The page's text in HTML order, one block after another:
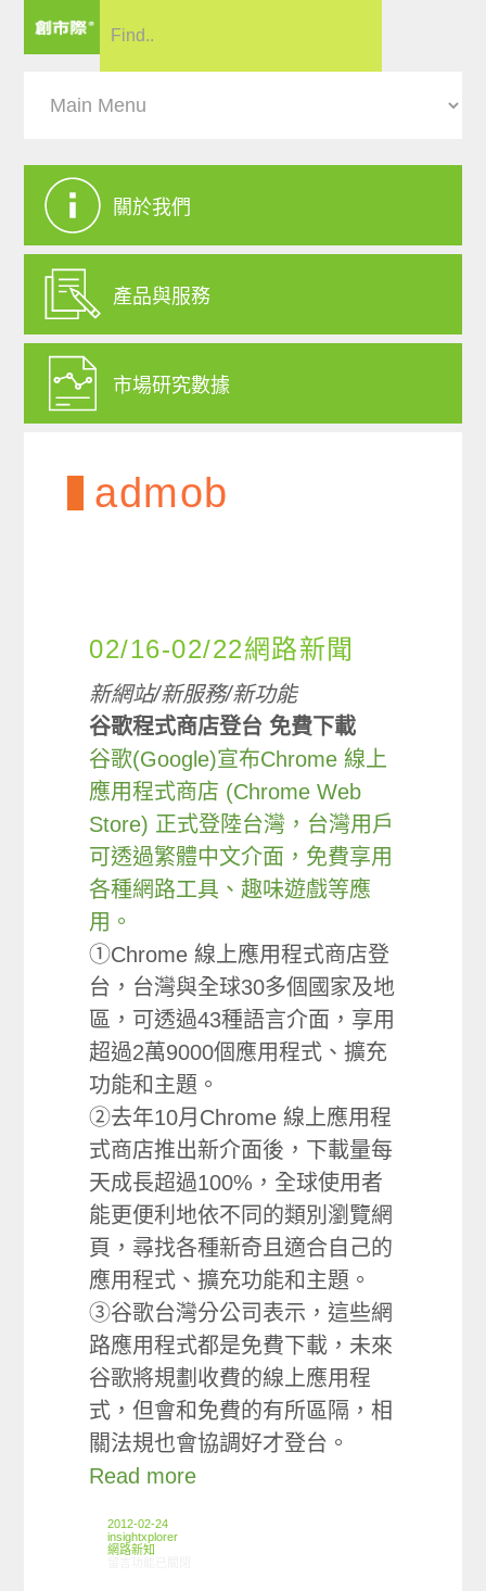
關於我們
產品與服務
市場研究數據
admob
02/16-02/22網路新聞
新網站/新服務/新功能
谷歌程式商店登台 免費下載
谷歌(Google)宣布Chrome 線上
應用程式商店 (Chrome Web
Store) 正式登陸台灣，台灣用戶
可透過繁體中文介面，免費享用
各種網路工具、趣味遊戲等應
用。
①Chrome 線上應用程式商店登
台，台灣與全球30多個國家及地
區，可透過43種語言介面，享用
超過2萬9000個應用程式、擴充
功能和主題。
②去年10月Chrome 線上應用程
式商店推出新介面後，下載量每
天成長超過100%，全球使用者
能更便利地依不同的類別瀏覽網
頁，尋找各種新奇且適合自己的
應用程式、擴充功能和主題。
③谷歌台灣分公司表示，這些網
路應用程式都是免費下載，未來
谷歌將規劃收費的線上應用程
式，但會和免費的有所區隔，相
關法規也會協調好才登台。
Read more
2012-02-24
insightxplorer
網路新知